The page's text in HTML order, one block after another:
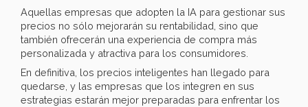
Aquellas empresas que adopten la IA para gestionar sus
precios no sólo mejorarán su rentabilidad, sino que
también ofrecerán una experiencia de compra más
personalizada y atractiva para los consumidores.
En definitiva, los precios inteligentes han llegado para
quedarse, y las empresas que los integren en sus
estrategias estarán mejor preparadas para enfrentar los